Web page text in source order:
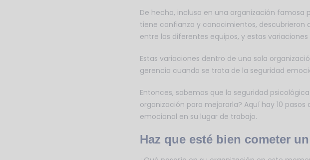
De hecho, incluso en una organización famosa
tiene confianza y conocimientos, descubrieron
entre los diferentes equipos, y estas
Estas variaciones dentro de una sola
gerencia cuando se trata de la seguridad
Entonces, sabemos que la seguridad
organización para mejorarla? Aquí hay 10
emocional en su lugar de trabajo.
Haz que esté bien cometer